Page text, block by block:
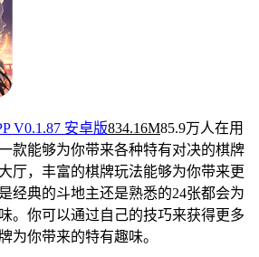
V0.1.87 安卓版834.16M85.9万人在用
款能够为你带来各种特有对决的棋牌
厅，丰富的棋牌玩法能够为你带来更
经典的斗地主还是熟悉的24张都会为
。你可以通过自己的技巧来获得更多
为你带来的特有趣味。